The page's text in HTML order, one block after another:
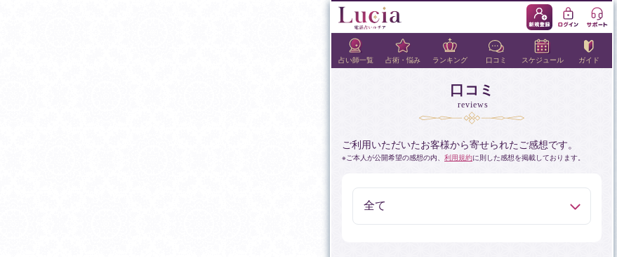
占い師一覧 占術・悩み ランキング 口コミ スケジュール ガイド
口コミ
reviews
ご利用いただいたお客様から寄せられたご感想です。
ご本人が公開希望の感想の内、 利用規約に則した感想を掲載しております。